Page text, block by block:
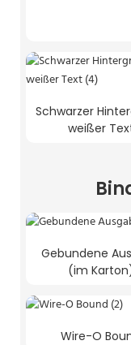
Schwarzer
weißer
Gebundene
(im
Wire-O